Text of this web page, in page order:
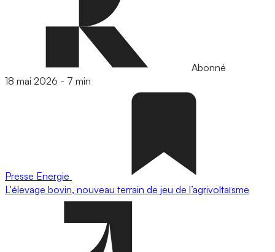
Abonné
18 mai 2026 - 7 min
Presse Energie
L'élevage bovin, nouveau terrain de jeu de l’agrivoltaïsme